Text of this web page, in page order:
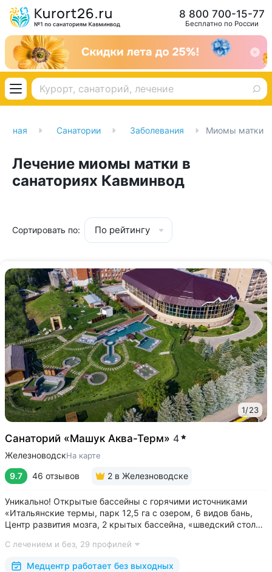
Бесплатно по России
8 800 700-15-77
Санатории Заболевания Миомы матки
Лечение миомы матки в
санаториях Кавминвод
Сортировать по: По рейтингу
1/23
Санаторий «Машук Аква-Терм» 4
ЖелезноводскНа карте
9.7 46 отзывов 2 в Железноводске
Уникально! Открытые бассейны с горячими источниками
«Итальянские термы, парк 12,5 га с озером, 6 видов бань,
Центр развития мозга, 2 крытых бассейна, «шведский стол»
большой спа-комплекс, вода «Легенда Кавказа» •
Расположен в уединенном...
С лечением и без, 29 профилей
Медцентр работает без выходных